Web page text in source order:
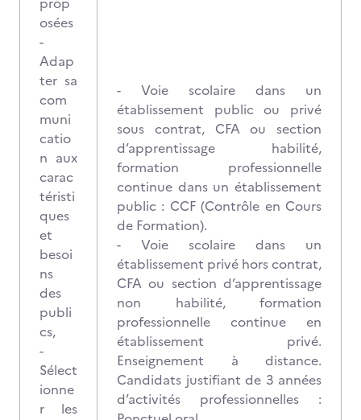
osées
-
Adap
ter sa
com
muni
catio
n aux
carac
téristi
ques
et
besoi
ns
des
publi
cs,
-
Sélect
ionne
r les
- Voie scolaire dans un
établissement public ou privé
sous contrat, CFA ou section
d’apprentissage habilité,
formation professionnelle
continue dans un établissement
public : CCF (Contrôle en Cours
de Formation).
- Voie scolaire dans un
établissement privé hors contrat,
CFA ou section d’apprentissage
non habilité, formation
professionnelle continue en
établissement privé.
Enseignement à distance.
Candidats justifiant de 3 années
d’activités professionnelles :